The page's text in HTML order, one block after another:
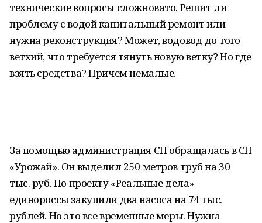
технические вопросы сложновато. Решит ли
проблему с водой капитальный ремонт или
нужна реконструкция? Может, водовод до того
ветхий, что требуется тянуть новую ветку? Но где
взять средства? Причем немалые.
За помощью администрация СП обращалась в СП
«Урожай». Он выделил 250 метров труб на 30
тыс. руб. По проекту «Реальные дела»
единороссы закупили два насоса на 74 тыс.
рублей. Но это все временные меры. Нужна